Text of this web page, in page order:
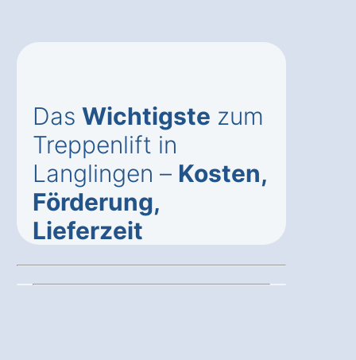
Das Wichtigste zum
Treppenlift in
Langlingen – Kosten,
Förderung,
Lieferzeit